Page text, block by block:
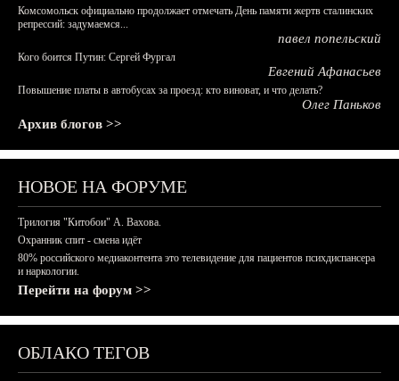
Комсомольск официально продолжает отмечать День памяти жертв сталинских
репрессий: задумаемся...
павел попельский
Кого боится Путин: Сергей Фургал
Евгений Афанасьев
Повышение платы в автобусах за проезд: кто виноват, и что делать?
Олег Паньков
Архив блогов >>
НОВОЕ НА ФОРУМЕ
Трилогия "Китобои" А. Вахова.
Охранник спит - смена идёт
80% российского медиаконтента это телевидение для пациентов психдиспансера
и наркологии.
Перейти на форум >>
ОБЛАКО ТЕГОВ